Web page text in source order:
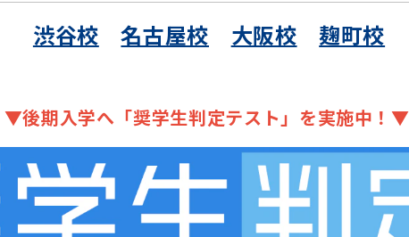
渋谷校 名古屋校 大阪校 麹町校
▼後期入学へ「奨学生判定テスト」を実施中！▼